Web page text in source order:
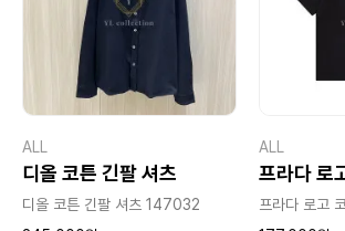
ALL
디올 코튼 긴팔 셔츠
디올 코튼 긴팔 셔츠 147032
ALL
프라다 로
프라다 로고